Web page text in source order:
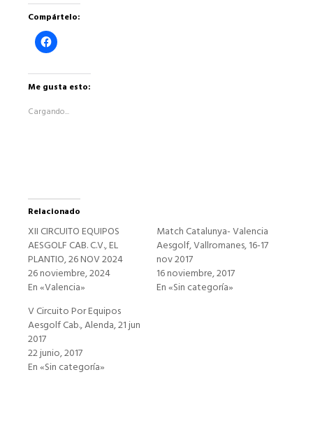
Compártelo:
Haz
clic
en
Facebook
en
Me gusta esto:
Cargando...
Relacionado
XII CIRCUITO EQUIPOS
AESGOLF CAB. C.V., EL
PLANTIO, 26 NOV 2024
26 noviembre, 2024
En «Valencia»
Match Catalunya- Valencia
Aesgolf, Vallromanes, 16-17
nov 2017
16 noviembre, 2017
En «Sin categoría»
V Circuito Por Equipos
Aesgolf Cab., Alenda, 21 jun
2017
22 junio, 2017
En «Sin categoría»